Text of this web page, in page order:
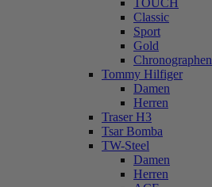
TOUCH
Classic
Sport
Gold
Chronographen
Tommy Hilfiger
Damen
Herren
Traser H3
Tsar Bomba
TW-Steel
Damen
Herren